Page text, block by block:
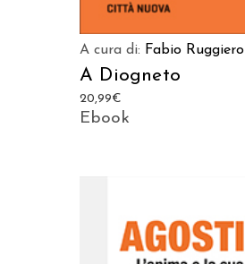
A cura di: Fabio Ruggiero
A Diogneto
20,99€
Ebook